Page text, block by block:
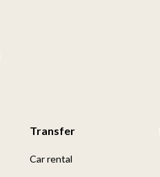
Transfer
Car rental